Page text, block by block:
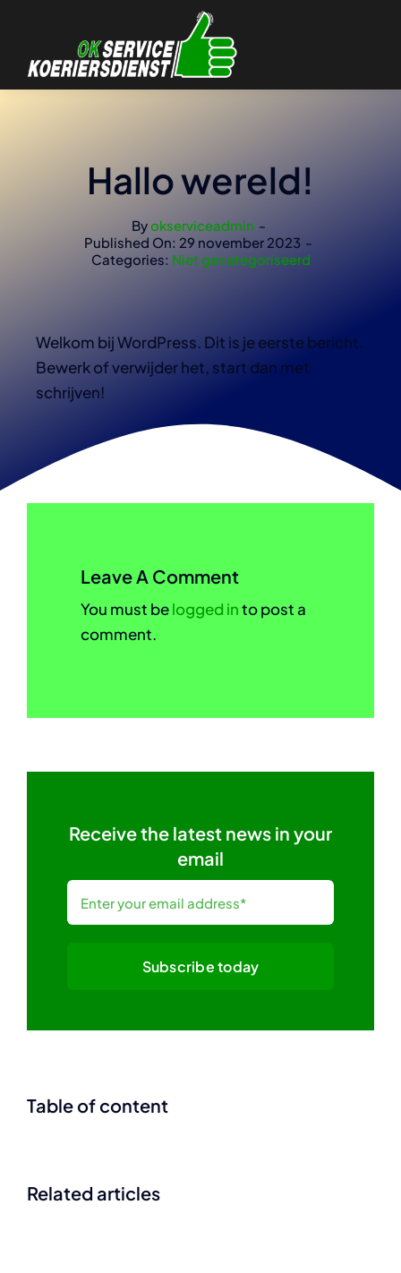
inhoud
Hallo wereld!
Byokserviceadmin -
Published On: 29 november 2023 -
Categories: Niet gecategoriseerd
Welkom bij WordPress. Dit is je eerste bericht.
Bewerk of verwijder het, start dan met
schrijven!
Leave A Comment
You must belogged into post a
comment.
Receive the latest news in your
email
Subscribe today
Table of content
Related articles